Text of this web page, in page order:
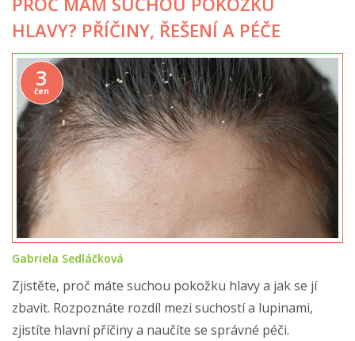
HLAVY? PŘÍČINY, ŘEŠENÍ A PÉČE
3
čen
Gabriela Sedláčková
Zjistěte, proč máte suchou pokožku hlavy a jak se jí
zbavit. Rozpoznáte rozdíl mezi suchostí a lupinami,
zjistíte hlavní příčiny a naučíte se správné péči.